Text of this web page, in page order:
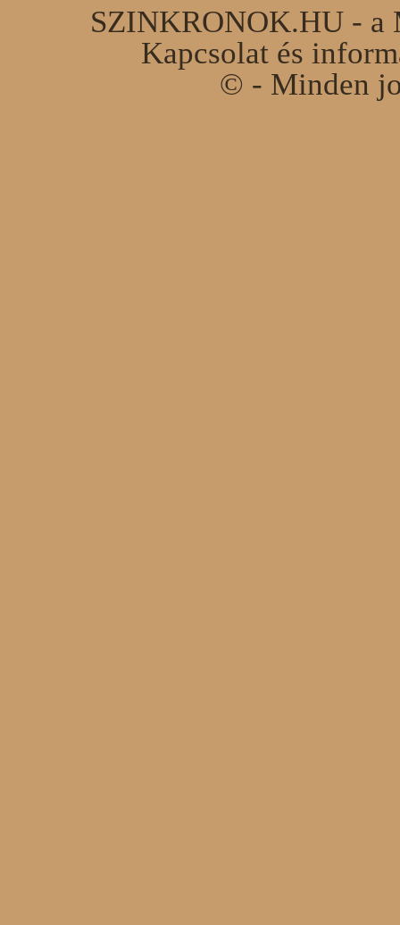
SZINKRONOK.HU - a
Kapcsolat és
© - Minden